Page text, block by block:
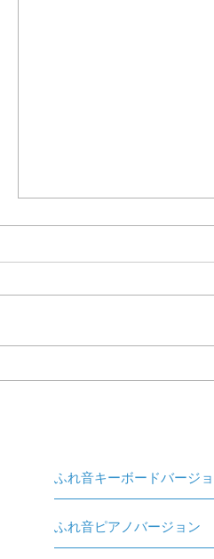
ふれ音キーボードバージ
ふれ音ピアノバージョン